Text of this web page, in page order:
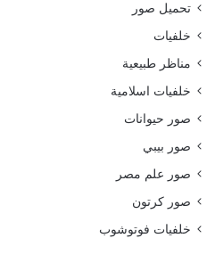
تحميل صور
خلفيات
مناظر طبيعية
خلفيات اسلامية
صور حيوانات
صور بيبي
صور علم مصر
صور كرتون
خلفيات فوتوشوب